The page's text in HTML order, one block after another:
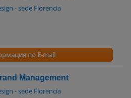
- sede Florencia
по E-mail
Management
- sede Florencia